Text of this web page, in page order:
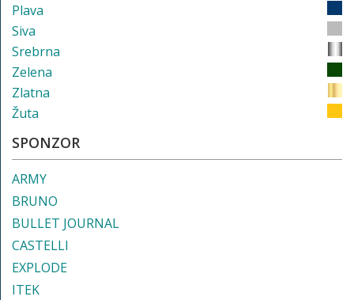
Plava
Siva
Srebrna
Zelena
Zlatna
Žuta
SPONZOR
ARMY
BRUNO
BULLET JOURNAL
CASTELLI
EXPLODE
ITEK